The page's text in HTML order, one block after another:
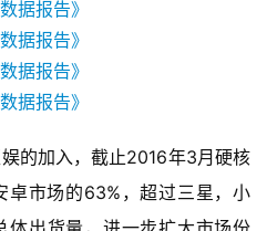
加入，截止2016年3月硬核
卓市场的63%，超过三星，小